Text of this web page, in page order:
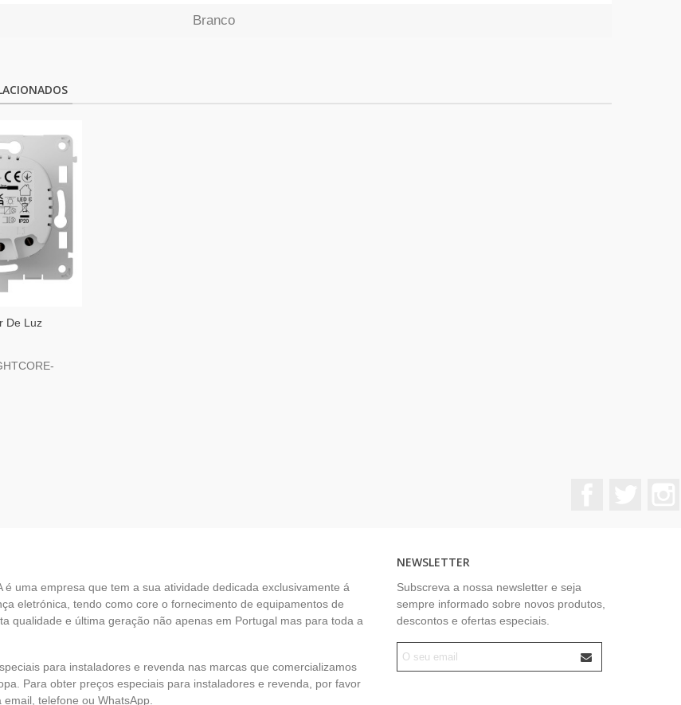
Branco
De Luz
é uma empresa que tem a sua atividade dedicada exclusivamente á
eletrónica, tendo como core o fornecimento de equipamentos de
qualidade e última geração não apenas em Portugal mas para toda a
para instaladores e revenda nas marcas que comercializamos
Para obter preços especiais para instaladores e revenda, por favor
email, telefone ou WhatsApp.
NEWSLETTER
Subscreva a nossa newsletter e seja
sempre informado sobre novos produtos,
descontos e ofertas especiais.